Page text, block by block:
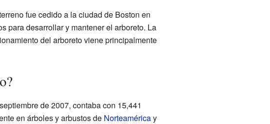
fue cedido a la ciudad de Boston en
para desarrollar y mantener el arboreto. La
del arboreto viene principalmente
de 2007, contaba con 15,441
en árboles y arbustos de Norteaméricay